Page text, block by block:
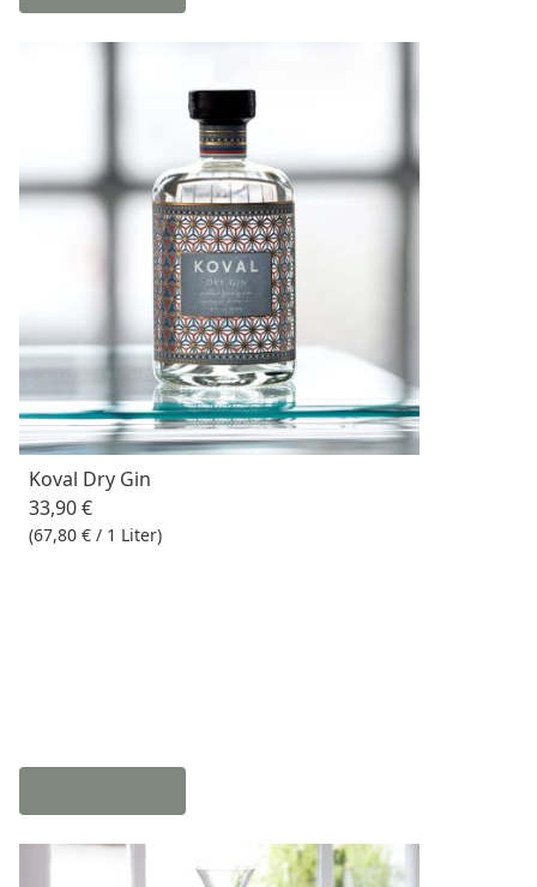
Koval Dry Gin
33,90 €
(67,80 € / 1 Liter)